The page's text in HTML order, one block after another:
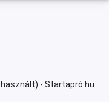
- Startapró.hu